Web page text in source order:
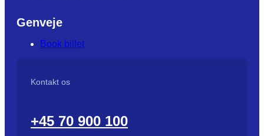
Genveje
Book billet
Kontakt os
+45 70 900 100